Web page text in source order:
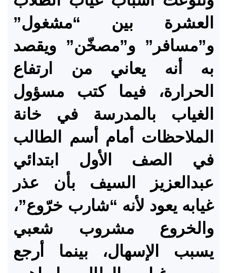
العشرة بين “مشغول”
و”مسافر” و”مصخّن” ويقصد
به أنه يعاني من ارتفاع
الحرارة، فيما كتب مسؤول
الغياب بالمدرسة في خانة
الملاحظات أمام أسم الطالب
في الصف الأول ابتدائي
عبدالعزيز السيف بأن عذر
غيابه يعود لأنه “شارب خرّوع”،
والخروع مشروب شعبي
يسبب الإسهال، بينما أرجع